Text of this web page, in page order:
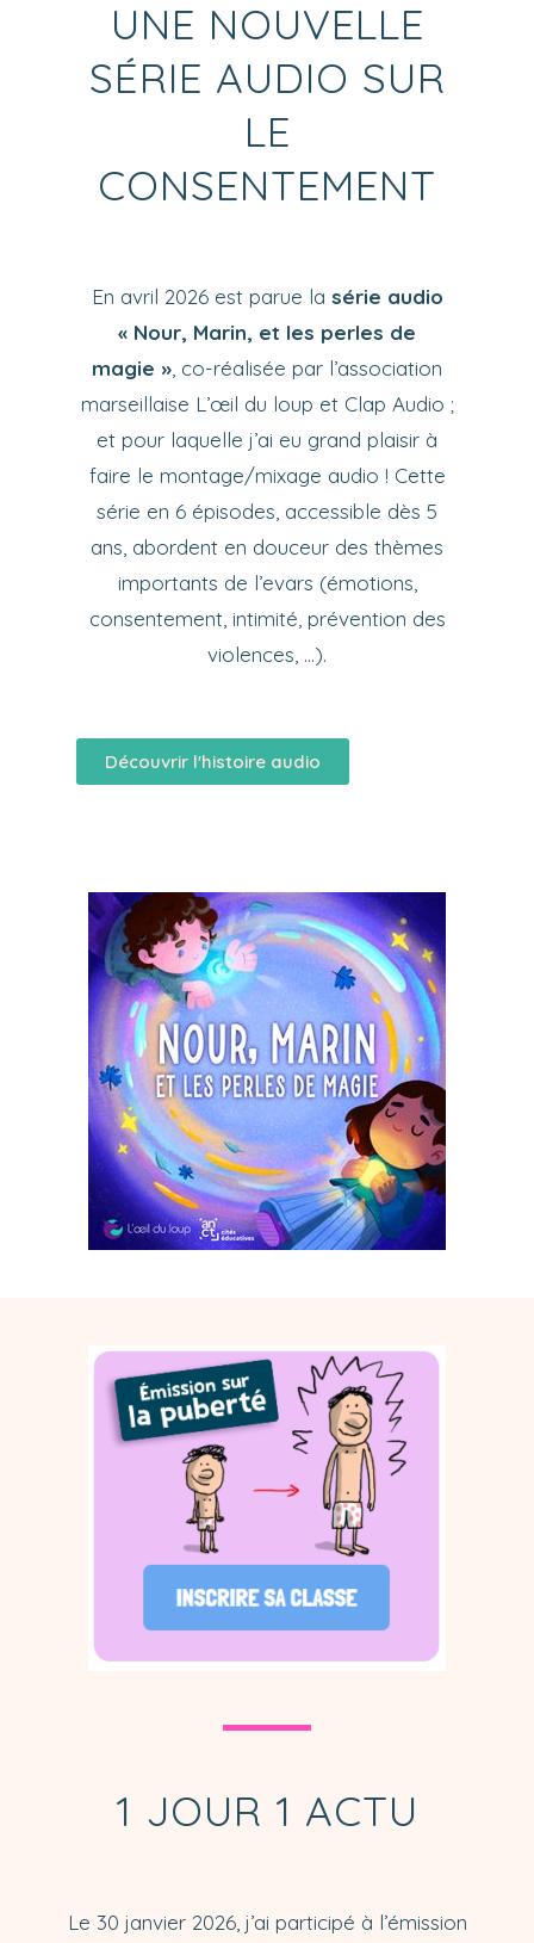
UNE NOUVELLE
SÉRIE AUDIO SUR
LE
CONSENTEMENT
En avril 2026 est parue la série audio
« Nour, Marin, et les perles de
magie » , co-réalisée par l’association
marseillaise L’œil du loup et Clap Audio ;
et pour laquelle j’ai eu grand plaisir à
faire le montage/mixage audio ! Cette
série en 6 épisodes, accessible dès 5
ans, abordent en douceur des thèmes
importants de l’evars (émotions,
consentement, intimité, prévention des
violences, …).
Découvrir l'histoire audio
1 JOUR 1 ACTU
Le 30 janvier 2026, j’ai participé à l’émission